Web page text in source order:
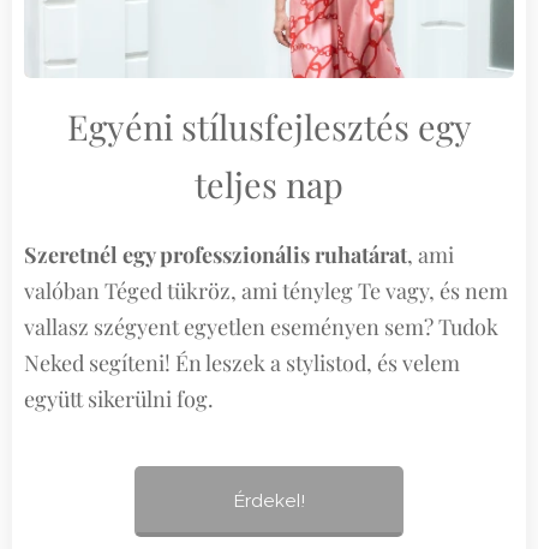
Egyéni stílusfejlesztés egy
teljes nap
Szeretnél egy professzionális ruhatárat, ami
valóban Téged tükröz, ami tényleg Te vagy, és nem
vallasz szégyent egyetlen eseményen sem? Tudok
Neked segíteni! Én leszek a stylistod, és velem
együtt sikerülni fog.
Érdekel!